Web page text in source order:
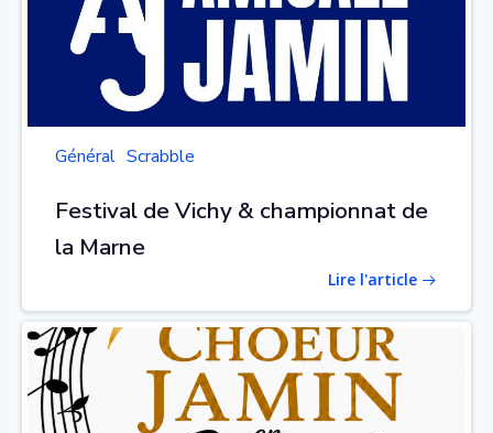
Général Scrabble
Festival de Vichy & championnat de
la Marne
Lire l'article